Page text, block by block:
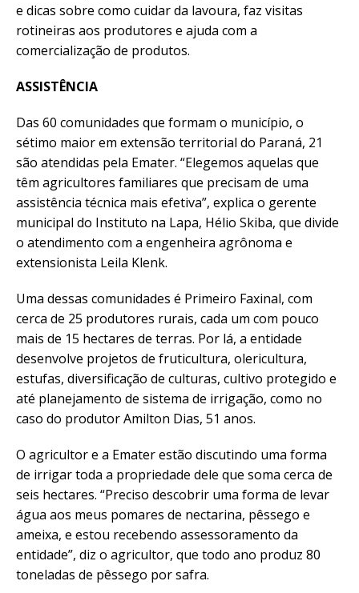
e dicas sobre como cuidar da lavoura, faz visitas
rotineiras aos produtores e ajuda com a
comercialização de produtos.
ASSISTÊNCIA
Das 60 comunidades que formam o município, o
sétimo maior em extensão territorial do Paraná, 21
são atendidas pela Emater. “Elegemos aquelas que
têm agricultores familiares que precisam de uma
assistência técnica mais efetiva”, explica o gerente
municipal do Instituto na Lapa, Hélio Skiba, que divide
o atendimento com a engenheira agrônoma e
extensionista Leila Klenk.
Uma dessas comunidades é Primeiro Faxinal, com
cerca de 25 produtores rurais, cada um com pouco
mais de 15 hectares de terras. Por lá, a entidade
desenvolve projetos de fruticultura, olericultura,
estufas, diversificação de culturas, cultivo protegido e
até planejamento de sistema de irrigação, como no
caso do produtor Amilton Dias, 51 anos.
O agricultor e a Emater estão discutindo uma forma
de irrigar toda a propriedade dele que soma cerca de
seis hectares. “Preciso descobrir uma forma de levar
água aos meus pomares de nectarina, pêssego e
ameixa, e estou recebendo assessoramento da
entidade”, diz o agricultor, que todo ano produz 80
toneladas de pêssego por safra.